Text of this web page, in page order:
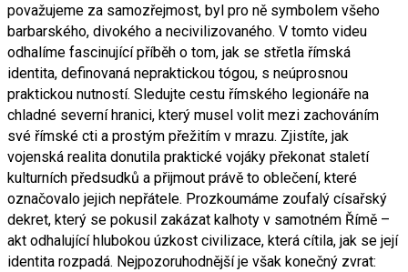
považujeme za samozřejmost, byl pro ně symbolem všeho
barbarského, divokého a necivilizovaného. V tomto videu
odhalíme fascinující příběh o tom, jak se střetla římská
identita, definovaná nepraktickou tógou, s neúprosnou
praktickou nutností. Sledujte cestu římského legionáře na
chladné severní hranici, který musel volit mezi zachováním
své římské cti a prostým přežitím v mrazu. Zjistíte, jak
vojenská realita donutila praktické vojáky překonat staletí
kulturních předsudků a přijmout právě to oblečení, které
označovalo jejich nepřátele. Prozkoumáme zoufalý císařský
dekret, který se pokusil zakázat kalhoty v samotném Římě –
akt odhalující hlubokou úzkost civilizace, která cítila, jak se její
identita rozpadá. Nejpozoruhodnější je však konečný zvrat: